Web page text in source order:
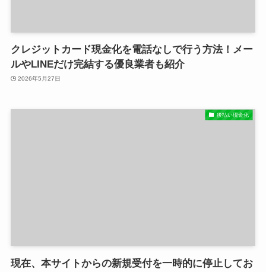
クレジットカード現金化を電話なしで行う方法！メー
ルやLINEだけ完結する優良業者も紹介
2026年5月27日
後払い現金化
現在、本サイトからの新規受付を一時的に停止してお